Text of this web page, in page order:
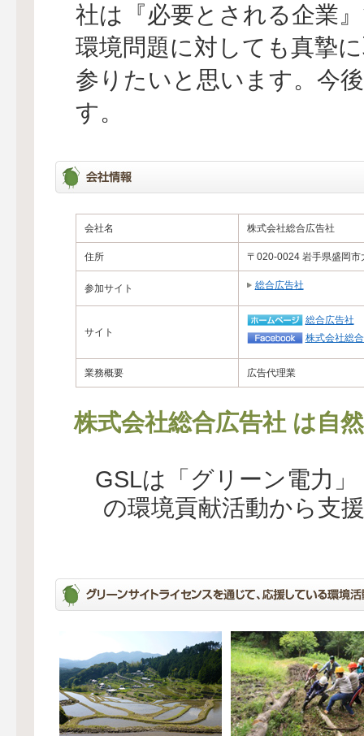
社は『必要とされる企業
環境問題に対しても真摯
参りたいと思います。今
す。
会社名 株式会社総合広告社
住所 〒020-0024 岩手県盛岡
参加サイト 総合広告社
サイト
総合広告社
株式会社総
業務概要 広告代理業
株式会社総合広告社 は自
GSLは「グリーン電力
の環境貢献活動から支